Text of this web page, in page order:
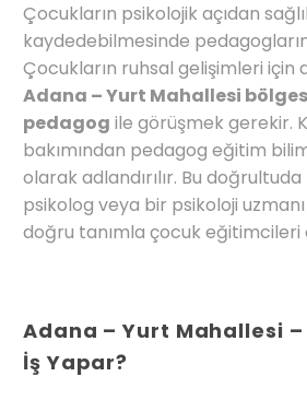
Çocukların psikolojik açıdan
kaydedebilmesinde
Çocukların ruhsal gelişimleri için
Adana – Yurt Mahallesi
pedagog ile görüşmek gerekir.
bakımından pedagog eğitim
olarak adlandırılır. Bu
psikolog veya bir psikoloji
doğru tanımla çocuk eğitimcileri
Adana – Yurt Mahallesi
İş Yapar?